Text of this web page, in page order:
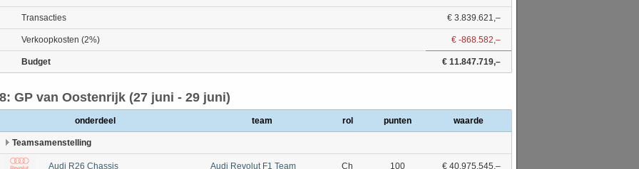
Transacties € 3.839.621,–
Verkoopkosten (2%) € -868.582,–
Budget € 11.847.719,–
GP van Oostenrijk (27 juni - 29 juni)
onderdeel team rol punten waarde
Teamsamenstelling
Audi R26 Chassis Audi Revolut F1 Team Ch 100 € 40.975.545,–